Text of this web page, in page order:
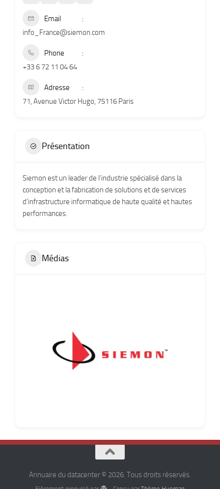
Email
info_France@siemon.com
Phone
+33 6 72 11 04 64
Adresse
71, Avenue Victor Hugo, 75116 Paris
Présentation
Siemon est un leader de l’industrie spécialisé dans la
conception et la fabrication de solutions et de services
d’infrastructure informatique de haute qualité et hautes
performances.
Médias
Annuaire du datacenter © 2026. Tous droits réservés.